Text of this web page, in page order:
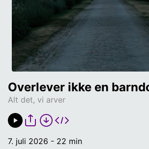
Alt det, vi arver
Overlever ikke en
7. juli 2026 - 22 min